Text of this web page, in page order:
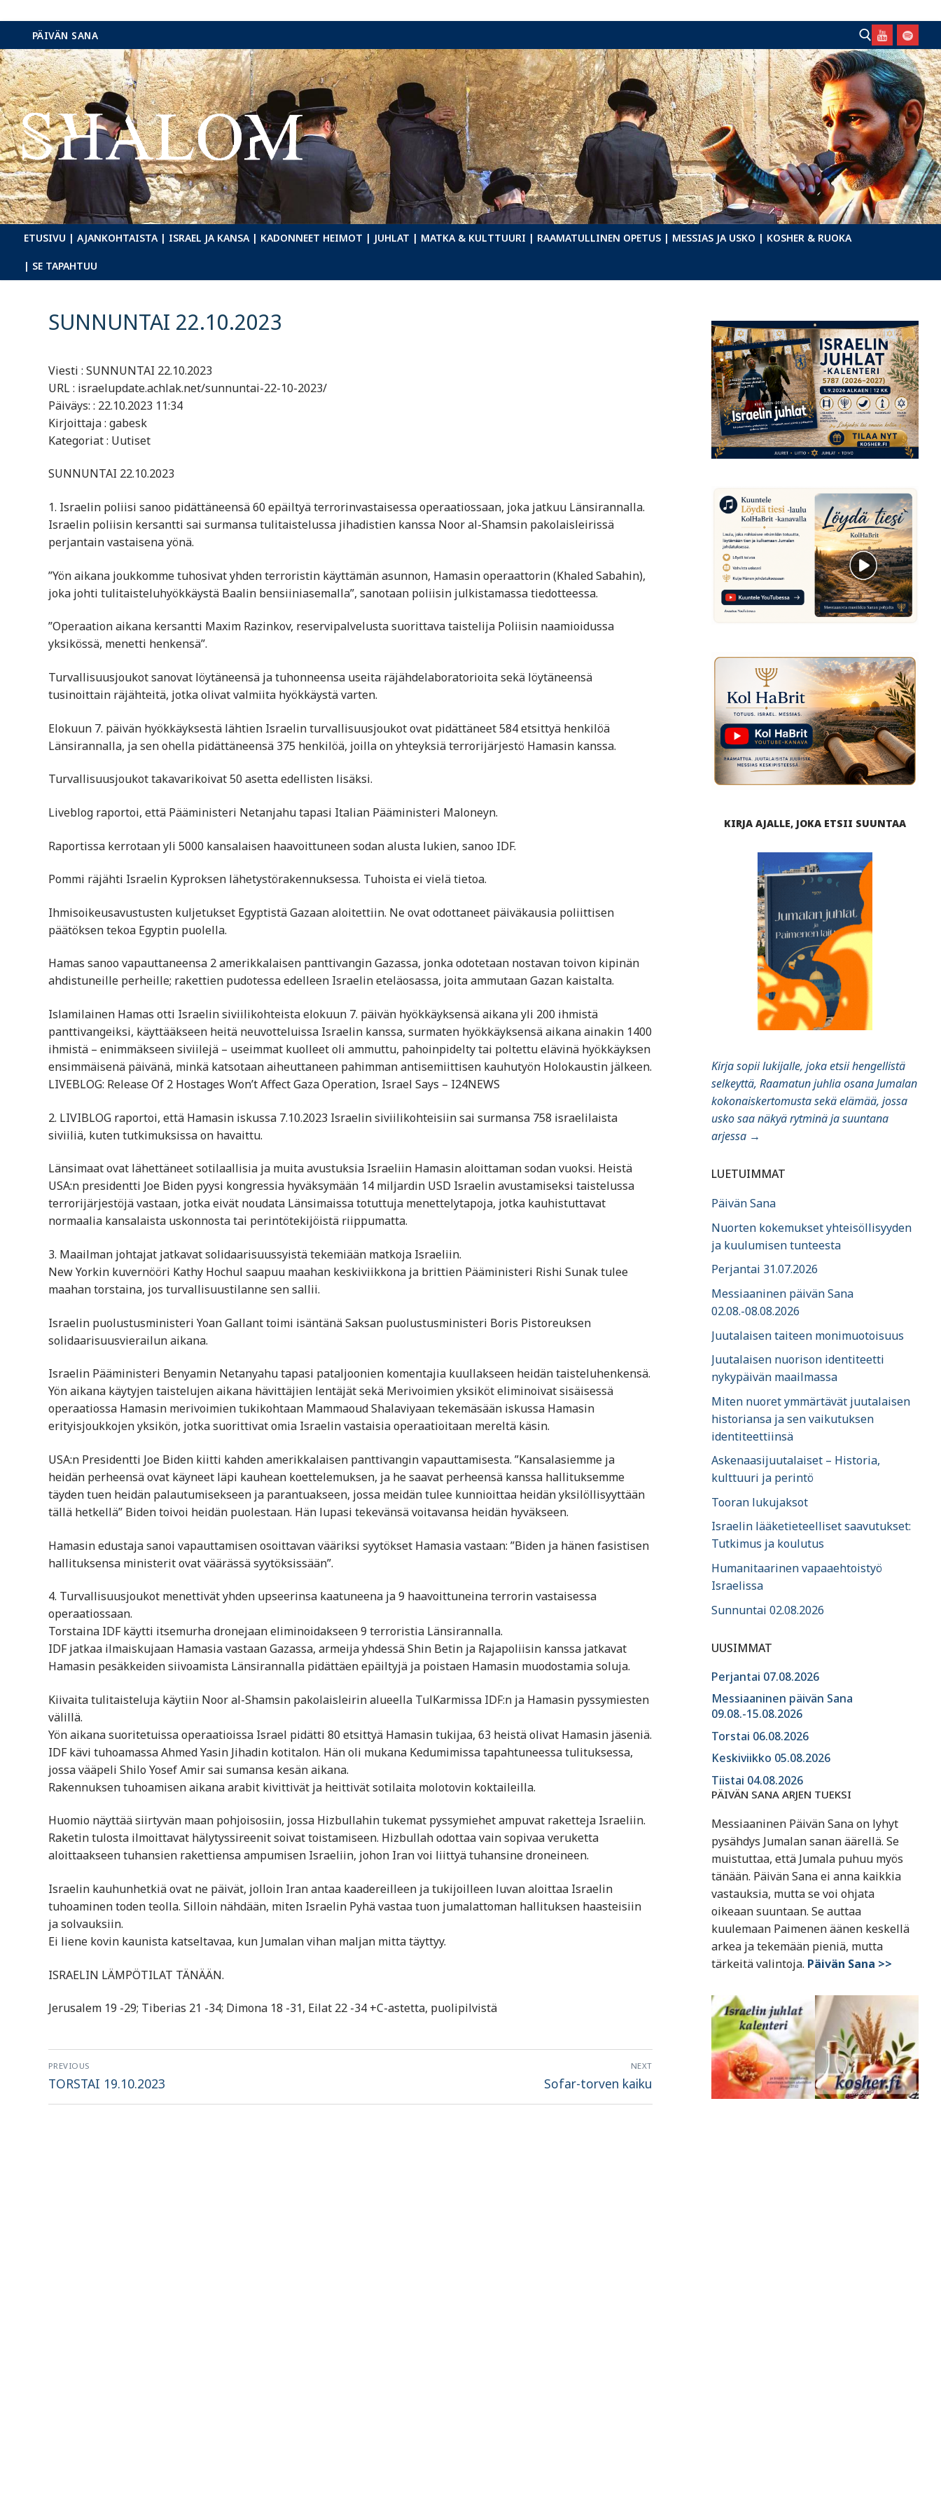
Hyppää
sisältöön
PÄIVÄN SANA
Hae:
ETUSIVU | AJANKOHTAISTA | ISRAEL JA KANSA | KADONNEET HEIMOT | JUHLAT | MATKA & KULTTUURI | RAAMATULLINEN OPETUS | MESSIAS JA USKO | KOSHER & RUOKA
| SE TAPAHTUU
SUNNUNTAI 22.10.2023
Viesti : SUNNUNTAI 22.10.2023
URL : israelupdate.achlak.net/sunnuntai-22-10-2023/
Päiväys: : 22.10.2023 11:34
Kirjoittaja : gabesk
Kategoriat : Uutiset
SUNNUNTAI 22.10.2023
1. Israelin poliisi sanoo pidättäneensä 60 epäiltyä terrorinvastaisessa operaatiossaan, joka jatkuu Länsirannalla.
Israelin poliisin kersantti sai surmansa tulitaistelussa jihadistien kanssa Noor al-Shamsin pakolaisleirissä
perjantain vastaisena yönä.
”Yön aikana joukkomme tuhosivat yhden terroristin käyttämän asunnon, Hamasin operaattorin (Khaled Sabahin),
joka johti tulitaisteluhyökkäystä Baalin bensiiniasemalla”, sanotaan poliisin julkistamassa tiedotteessa.
”Operaation aikana kersantti Maxim Razinkov, reservipalvelusta suorittava taistelija Poliisin naamioidussa
yksikössä, menetti henkensä”.
Turvallisuusjoukot sanovat löytäneensä ja tuhonneensa useita räjähdelaboratorioita sekä löytäneensä
tusinoittain räjähteitä, jotka olivat valmiita hyökkäystä varten.
Elokuun 7. päivän hyökkäyksestä lähtien Israelin turvallisuusjoukot ovat pidättäneet 584 etsittyä henkilöä
Länsirannalla, ja sen ohella pidättäneensä 375 henkilöä, joilla on yhteyksiä terrorijärjestö Hamasin kanssa.
Turvallisuusjoukot takavarikoivat 50 asetta edellisten lisäksi.
Liveblog raportoi, että Pääministeri Netanjahu tapasi Italian Pääministeri Maloneyn.
Raportissa kerrotaan yli 5000 kansalaisen haavoittuneen sodan alusta lukien, sanoo IDF.
Pommi räjähti Israelin Kyproksen lähetystörakennuksessa. Tuhoista ei vielä tietoa.
Ihmisoikeusavustusten kuljetukset Egyptistä Gazaan aloitettiin. Ne ovat odottaneet päiväkausia poliittisen
päätöksen tekoa Egyptin puolella.
Hamas sanoo vapauttaneensa 2 amerikkalaisen panttivangin Gazassa, jonka odotetaan nostavan toivon kipinän
ahdistuneille perheille; rakettien pudotessa edelleen Israelin eteläosassa, joita ammutaan Gazan kaistalta.
Islamilainen Hamas otti Israelin siviilikohteista elokuun 7. päivän hyökkäyksensä aikana yli 200 ihmistä
panttivangeiksi, käyttääkseen heitä neuvotteluissa Israelin kanssa, surmaten hyökkäyksensä aikana ainakin 1400
ihmistä – enimmäkseen siviilejä – useimmat kuolleet oli ammuttu, pahoinpidelty tai poltettu elävinä hyökkäyksen
ensimmäisenä päivänä, minkä katsotaan aiheuttaneen pahimman antisemiittisen kauhutyön Holokaustin jälkeen.
LIVEBLOG: Release Of 2 Hostages Won’t Affect Gaza Operation, Israel Says – I24NEWS
2. LIVIBLOG raportoi, että Hamasin iskussa 7.10.2023 Israelin siviilikohteisiin sai surmansa 758 israelilaista
siviiliä, kuten tutkimuksissa on havaittu.
Länsimaat ovat lähettäneet sotilaallisia ja muita avustuksia Israeliin Hamasin aloittaman sodan vuoksi. Heistä
USA:n presidentti Joe Biden pyysi kongressia hyväksymään 14 miljardin USD Israelin avustamiseksi taistelussa
terrorijärjestöjä vastaan, jotka eivät noudata Länsimaissa totuttuja menettelytapoja, jotka kauhistuttavat
normaalia kansalaista uskonnosta tai perintötekijöistä riippumatta.
3. Maailman johtajat jatkavat solidaarisuussyistä tekemiään matkoja Israeliin.
New Yorkin kuvernööri Kathy Hochul saapuu maahan keskiviikkona ja brittien Pääministeri Rishi Sunak tulee
maahan torstaina, jos turvallisuustilanne sen sallii.
Israelin puolustusministeri Yoan Gallant toimi isäntänä Saksan puolustusministeri Boris Pistoreuksen
solidaarisuusvierailun aikana.
Israelin Pääministeri Benyamin Netanyahu tapasi pataljoonien komentajia kuullakseen heidän taisteluhenkensä.
Yön aikana käytyjen taistelujen aikana hävittäjien lentäjät sekä Merivoimien yksiköt eliminoivat sisäisessä
operaatiossa Hamasin merivoimien tukikohtaan Mammaoud Shalaviyaan tekemäsään iskussa Hamasin
erityisjoukkojen yksikön, jotka suorittivat omia Israelin vastaisia operaatioitaan mereltä käsin.
USA:n Presidentti Joe Biden kiitti kahden amerikkalaisen panttivangin vapauttamisesta. ”Kansalasiemme ja
heidän perheensä ovat käyneet läpi kauhean koettelemuksen, ja he saavat perheensä kanssa hallituksemme
täyden tuen heidän palautumisekseen ja parantuakseen, jossa meidän tulee kunnioittaa heidän yksilöllisyyttään
tällä hetkellä” Biden toivoi heidän puolestaan. Hän lupasi tekevänsä voitavansa heidän hyväkseen.
Hamasin edustaja sanoi vapauttamisen osoittavan vääriksi syytökset Hamasia vastaan: ”Biden ja hänen fasistisen
hallituksensa ministerit ovat väärässä syytöksissään”.
4. Turvallisuusjoukot menettivät yhden upseerinsa kaatuneena ja 9 haavoittuneina terrorin vastaisessa
operaatiossaan.
Torstaina IDF käytti itsemurha dronejaan eliminoidakseen 9 terroristia Länsirannalla.
IDF jatkaa ilmaiskujaan Hamasia vastaan Gazassa, armeija yhdessä Shin Betin ja Rajapoliisin kanssa jatkavat
Hamasin pesäkkeiden siivoamista Länsirannalla pidättäen epäiltyjä ja poistaen Hamasin muodostamia soluja.
Kiivaita tulitaisteluja käytiin Noor al-Shamsin pakolaisleirin alueella TulKarmissa IDF:n ja Hamasin pyssymiesten
välillä.
Yön aikana suoritetuissa operaatioissa Israel pidätti 80 etsittyä Hamasin tukijaa, 63 heistä olivat Hamasin jäseniä.
IDF kävi tuhoamassa Ahmed Yasin Jihadin kotitalon. Hän oli mukana Kedumimissa tapahtuneessa tulituksessa,
jossa vääpeli Shilo Yosef Amir sai sumansa kesän aikana.
Rakennuksen tuhoamisen aikana arabit kivittivät ja heittivät sotilaita molotovin koktaileilla.
Huomio näyttää siirtyvän maan pohjoisosiin, jossa Hizbullahin tukemat pyssymiehet ampuvat raketteja Israeliin.
Raketin tulosta ilmoittavat hälytyssireenit soivat toistamiseen. Hizbullah odottaa vain sopivaa veruketta
aloittaakseen tuhansien rakettiensa ampumisen Israeliin, johon Iran voi liittyä tuhansine droneineen.
Israelin kauhunhetkiä ovat ne päivät, jolloin Iran antaa kaadereilleen ja tukijoilleen luvan aloittaa Israelin
tuhoaminen toden teolla. Silloin nähdään, miten Israelin Pyhä vastaa tuon jumalattoman hallituksen haasteisiin
ja solvauksiin.
Ei liene kovin kaunista katseltavaa, kun Jumalan vihan maljan mitta täyttyy.
ISRAELIN LÄMPÖTILAT TÄNÄÄN.
Jerusalem 19 -29; Tiberias 21 -34; Dimona 18 -31, Eilat 22 -34 +C-astetta, puolipilvistä
Artikkelien
selaus
PREVIOUS
Previous
TORSTAI 19.10.2023
NEXT
Next
Sofar-torven kaiku
KIRJA AJALLE, JOKA ETSII SUUNTAA
Kirja sopii lukijalle, joka etsii hengellistä
selkeyttä, Raamatun juhlia osana Jumalan
kokonaiskertomusta sekä elämää, jossa
usko saa näkyä rytminä ja suuntana
arjessa →
LUETUIMMAT
Päivän Sana
Nuorten kokemukset yhteisöllisyyden
ja kuulumisen tunteesta
Perjantai 31.07.2026
Messiaaninen päivän Sana
02.08.-08.08.2026
Juutalaisen taiteen monimuotoisuus
Juutalaisen nuorison identiteetti
nykypäivän maailmassa
Miten nuoret ymmärtävät juutalaisen
historiansa ja sen vaikutuksen
identiteettiinsä
Askenaasijuutalaiset – Historia,
kulttuuri ja perintö
Tooran lukujaksot
Israelin lääketieteelliset saavutukset:
Tutkimus ja koulutus
Humanitaarinen vapaaehtoistyö
Israelissa
Sunnuntai 02.08.2026
UUSIMMAT
Perjantai 07.08.2026
Messiaaninen päivän Sana
09.08.-15.08.2026
Torstai 06.08.2026
Keskiviikko 05.08.2026
Tiistai 04.08.2026
PÄIVÄN SANA ARJEN TUEKSI
Messiaaninen Päivän Sana on lyhyt
pysähdys Jumalan sanan äärellä. Se
muistuttaa, että Jumala puhuu myös
tänään. Päivän Sana ei anna kaikkia
vastauksia, mutta se voi ohjata
oikeaan suuntaan. Se auttaa
kuulemaan Paimenen äänen keskellä
arkea ja tekemään pieniä, mutta
tärkeitä valintoja. Päivän Sana >>